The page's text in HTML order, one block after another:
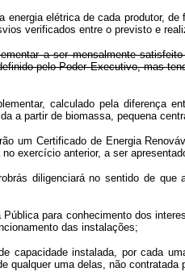
elétrica de cada produtor,
verificados entre o previsto e
a ser mensalmente
pelo Poder Executivo, mas
calculado pela diferença
a partir de biomassa,
um Certificado de Energia
exercício anterior, a ser
diligenciará no sentido de
para conhecimento dos
das instalações;
capacidade instalada, por cada
qualquer uma delas, não